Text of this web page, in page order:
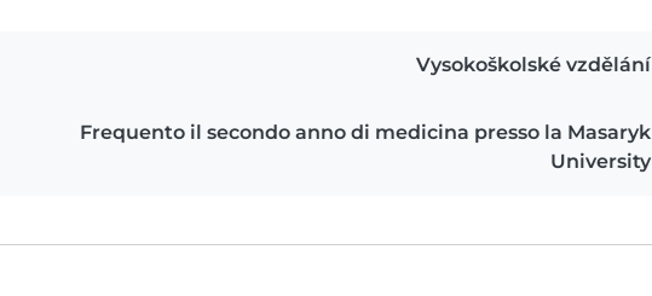
Vysokoškolské vzdělání
Frequento il secondo anno di medicina presso la Masaryk
University